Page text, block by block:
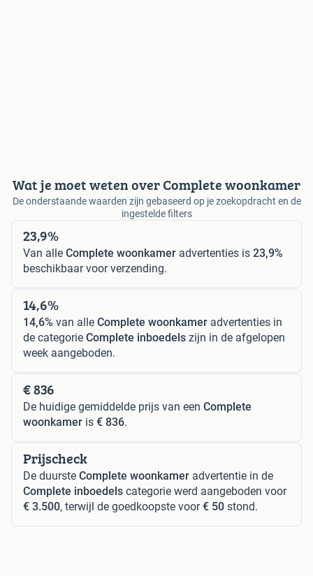
Wat je moet weten over Complete woonkamer
De onderstaande waarden zijn gebaseerd op je zoekopdracht en de
ingestelde filters
23,9%
Van alle Complete woonkamer advertenties is 23,9%
beschikbaar voor verzending.
14,6%
14,6% van alle Complete woonkamer advertenties in
de categorie Complete inboedels zijn in de afgelopen
week aangeboden.
€ 836
De huidige gemiddelde prijs van een Complete
woonkamer is € 836.
Prijscheck
De duurste Complete woonkamer advertentie in de
Complete inboedels categorie werd aangeboden voor
€ 3.500, terwijl de goedkoopste voor€ 50 stond.